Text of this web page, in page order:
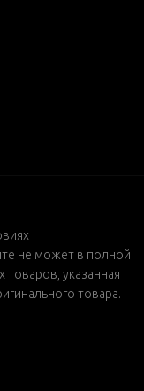
не может в полной
указанная
товара.